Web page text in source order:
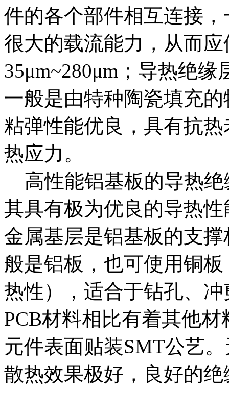
件的各个部件相互连接
很大的载流能力，从而
35μm~280μm；导热绝
一般是由特种陶瓷填充
粘弹性能优良，具有抗
热应力。
高性能铝基板的导热
其具有极为优良的导热
金属基层是铝基板的支
般是铝板，也可使用铜
热性），适合于钻孔、
PCB材料相比有着其他
元件表面贴装SMT公艺
散热效果极好，良好的